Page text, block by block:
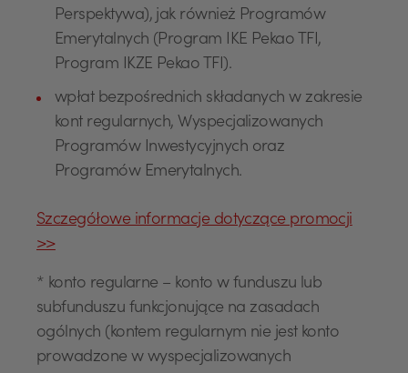
Perspektywa), jak również Programów
Emerytalnych (Program IKE Pekao TFI,
Program IKZE Pekao TFI).
wpłat bezpośrednich składanych w zakresie
kont regularnych, Wyspecjalizowanych
Programów Inwestycyjnych oraz
Programów Emerytalnych.
Szczegółowe informacje dotyczące promocji
>>
* konto regularne – konto w funduszu lub
subfunduszu funkcjonujące na zasadach
ogólnych (kontem regularnym nie jest konto
prowadzone w wyspecjalizowanych